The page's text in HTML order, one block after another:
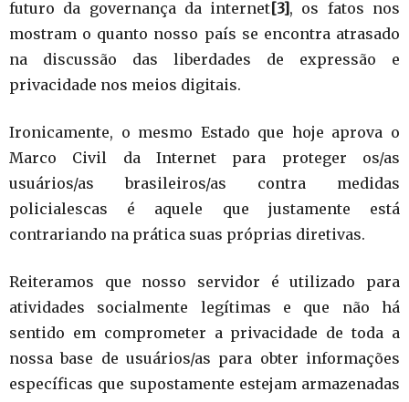
futuro da governança da internet [3] , os fatos nos
mostram o quanto nosso país se encontra atrasado
na discussão das liberdades de expressão e
privacidade nos meios digitais.
Ironicamente, o mesmo Estado que hoje aprova o
Marco Civil da Internet para proteger os/as
usuários/as brasileiros/as contra medidas
policialescas é aquele que justamente está
contrariando na prática suas próprias diretivas.
Reiteramos que nosso servidor é utilizado para
atividades socialmente legítimas e que não há
sentido em comprometer a privacidade de toda a
nossa base de usuários/as para obter informações
específicas que supostamente estejam armazenadas